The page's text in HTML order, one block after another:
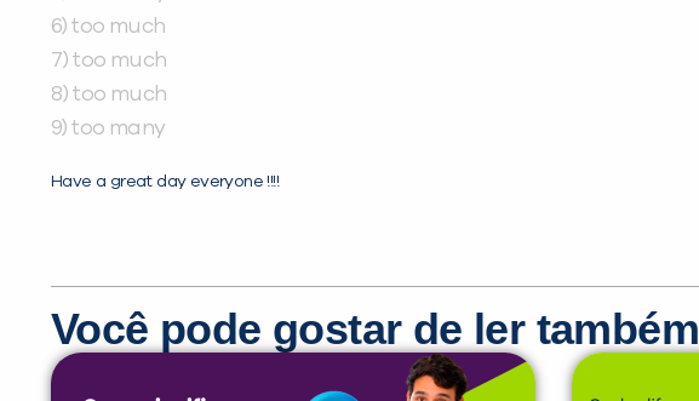
6) too much
7) too much
8) too much
9) too many
Have a great day everyone !!!!
Você pode gostar de ler também